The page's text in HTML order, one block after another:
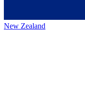
New Zealand